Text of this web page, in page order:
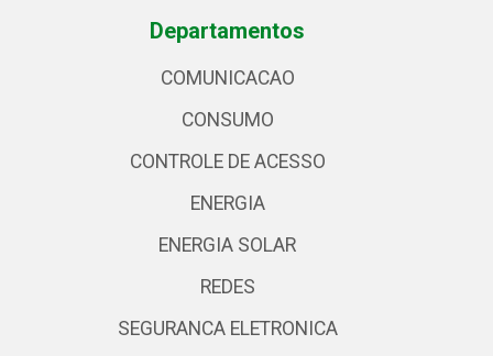
Departamentos
COMUNICACAO
CONSUMO
CONTROLE DE ACESSO
ENERGIA
ENERGIA SOLAR
REDES
SEGURANCA ELETRONICA